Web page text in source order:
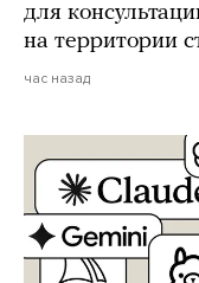
для
на территории
час назад